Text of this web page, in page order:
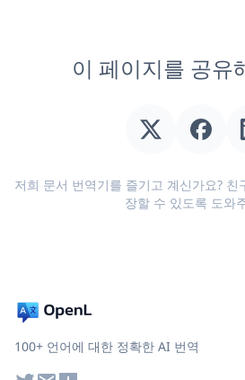
이 페이지를 공유
저희 문서 번역기를 즐기고 계신가요? 친
장할 수 있도록 도와
100+ 언어에 대한 정확한 AI 번역